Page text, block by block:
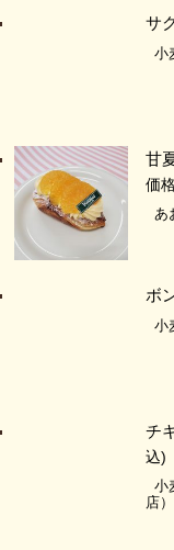
サ
小
甘
価
あ
ボ
小
チ
込)
小
店）